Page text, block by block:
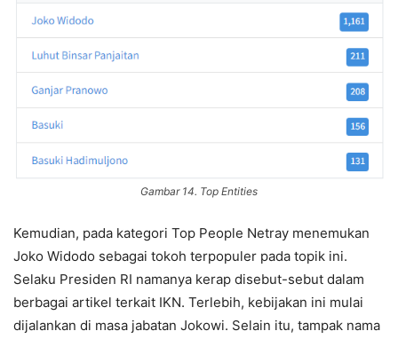
Gambar 14. Top Entities
Kemudian, pada kategori Top People Netray menemukan
Joko Widodo sebagai tokoh terpopuler pada topik ini.
Selaku Presiden RI namanya kerap disebut-sebut dalam
berbagai artikel terkait IKN. Terlebih, kebijakan ini mulai
dijalankan di masa jabatan Jokowi. Selain itu, tampak nama